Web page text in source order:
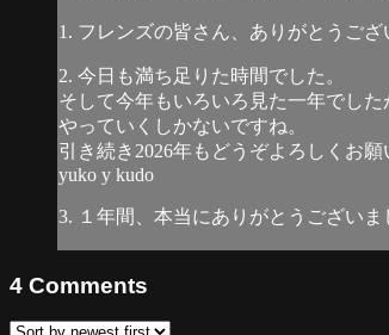
1. フレンズの皆さん、ありがとうご
2. 今日も満ち足りた時間でした。
そして今年もいろいろ見た一年でし
やっていくしかないですね。
引き続き2026年もどうぞよろしくお願
yuko y kudo
3. １年間、本当にありがとうございま
4 Comments